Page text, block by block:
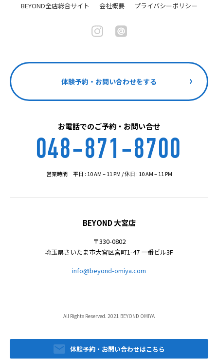
体験予約・お問い合わせはこちら
BEYOND全店総合サイト 会社概要 プライバシーポリシー
体験予約・お問い合わせをする
お電話でのご予約・お問い合せ
048-871-8700
営業時間 平日 : 10 AM – 11 PM / 休日 : 10 AM – 11 PM
BEYOND 大宮店
〒330-0802
埼玉県さいたま市大宮区宮町1-47 一番ビル3F
info@beyond-omiya.com
All Rights Reserved. 2021 BEYOND OMIYA